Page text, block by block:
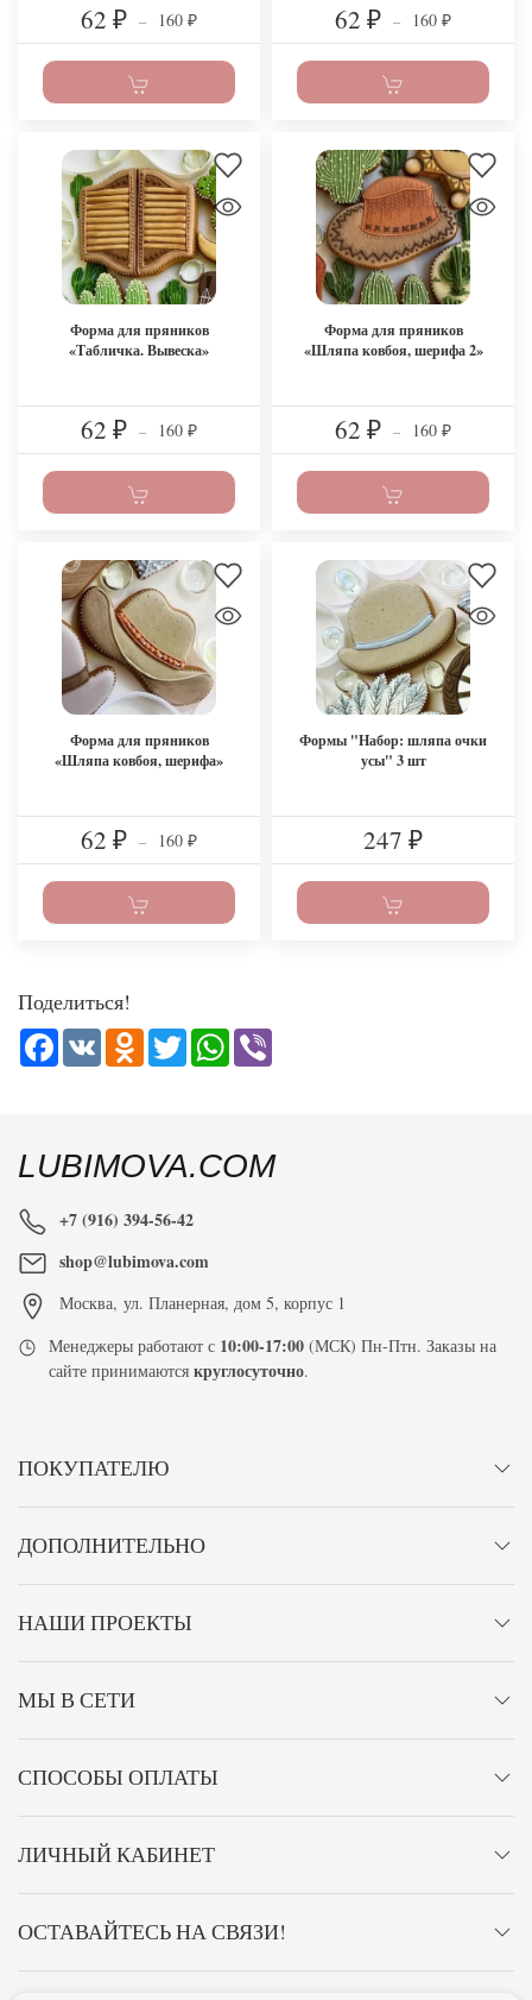
62 ₽ – 160 ₽ 62 ₽ – 160 ₽
Форма для пряников
«Табличка. Вывеска»
62 ₽ – 160 ₽
Форма для пряников
«Шляпа ковбоя, шерифа 2»
62 ₽ – 160 ₽
Форма для пряников
«Шляпа ковбоя, шерифа»
62 ₽ – 160 ₽
Формы "Набор: шляпа очки
усы" 3 шт
247 ₽
Поделиться!
Facebook
VK Odnoklassniki
TwitterWhatsApp
LUBIMOVA.COM
+7 (916) 394-56-42
shop@lubimova.com
Москва, ул. Планерная, дом 5, корпус 1
Менеджеры работают с 10:00-17:00 (МСК) Пн-Птн. Заказы на
сайте принимаютсякруглосуточно.
ПОКУПАТЕЛЮ
ДОПОЛНИТЕЛЬНО
НАШИ ПРОЕКТЫ
МЫ В СЕТИ
СПОСОБЫ ОПЛАТЫ
ЛИЧНЫЙ КАБИНЕТ
ОСТАВАЙТЕСЬ НА СВЯЗИ!